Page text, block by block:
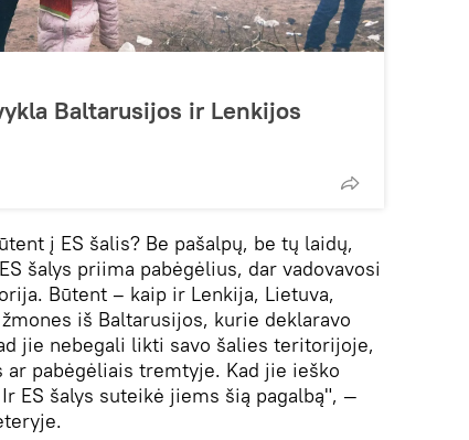
Baltarusijos ir Lenkijos
į ES šalis? Be pašalpų, be tų laidų,
šalys priima pabėgėlius, dar vadovavosi
Būtent – ​​kaip ir Lenkija, Lietuva,
iš Baltarusijos, kurie deklaravo
jie nebegali likti savo šalies teritorijoje,
pabėgėliais tremtyje. Kad jie ieško
ES šalys suteikė jiems šią pagalbą", —